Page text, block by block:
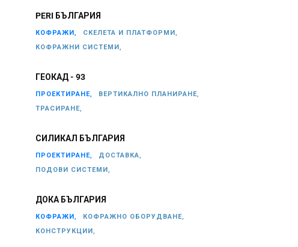
PERI БЪЛГАРИЯ
КОФРАЖИ,
СКЕЛЕТА И ПЛАТФОРМИ,
КОФРАЖНИ СИСТЕМИ,
ГЕОКАД - 93
ПРОЕКТИРАНЕ,
ВЕРТИКАЛНО ПЛАНИРАНЕ,
ТРАСИРАНЕ,
СИЛИКАЛ БЪЛГАРИЯ
ПРОЕКТИРАНЕ,
ДОСТАВКА,
ПОДОВИ СИСТЕМИ,
ДОКА БЪЛГАРИЯ
КОФРАЖИ,
КОФРАЖНО ОБОРУДВАНЕ,
КОНСТРУКЦИИ,